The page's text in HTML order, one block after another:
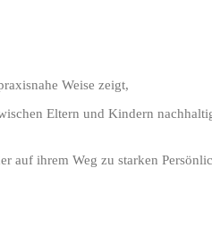
Weise zeigt,
Eltern und Kindern
auf ihrem Weg zu starken